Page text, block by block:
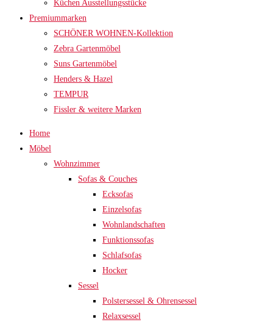
Küchen Ausstellungsstücke
Premiummarken
SCHÖNER WOHNEN-Kollektion
Zebra Gartenmöbel
Suns Gartenmöbel
Henders & Hazel
TEMPUR
Fissler & weitere Marken
Home
Möbel
Wohnzimmer
Sofas & Couches
Ecksofas
Einzelsofas
Wohnlandschaften
Funktionssofas
Schlafsofas
Hocker
Sessel
Polstersessel & Ohrensessel
Relaxsessel